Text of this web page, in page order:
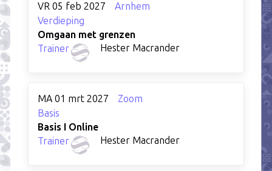
VR 05 feb 2027
Arnhem
Verdieping
Omgaan met grenzen
Trainer
Hester Macrander
MA 01 mrt 2027
Zoom
Basis
Basis I Online
Trainer
Hester Macrander